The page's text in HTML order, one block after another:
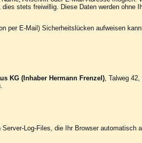
stets freiwillig. Diese Daten werden ohne
per E-Mail) Sicherheitslücken aufweisen
KG (Inhaber Hermann Frenzel), Talweg 42,
Log-Files, die Ihr Browser automatisch